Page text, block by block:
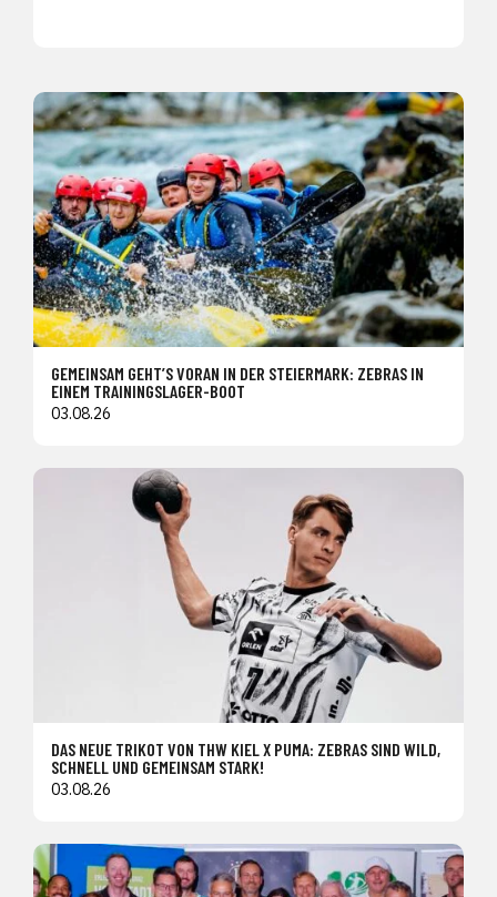
GEMEINSAM GEHT’S VORAN IN DER STEIERMARK: ZEBRAS IN
EINEM TRAININGSLAGER-BOOT
03.08.26
DAS NEUE TRIKOT VON THW KIEL X PUMA: ZEBRAS SIND WILD,
SCHNELL UND GEMEINSAM STARK!
03.08.26